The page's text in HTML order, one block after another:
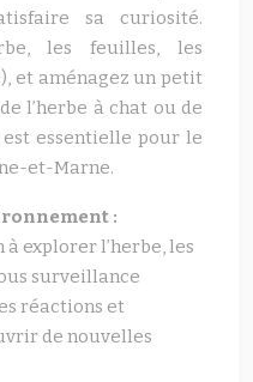
sa curiosité.
les feuilles, les
et aménagez un petit
l’herbe à chat ou de
essentielle pour le
et-Marne.
:
explorer l’herbe, les
surveillance
réactions et
de nouvelles